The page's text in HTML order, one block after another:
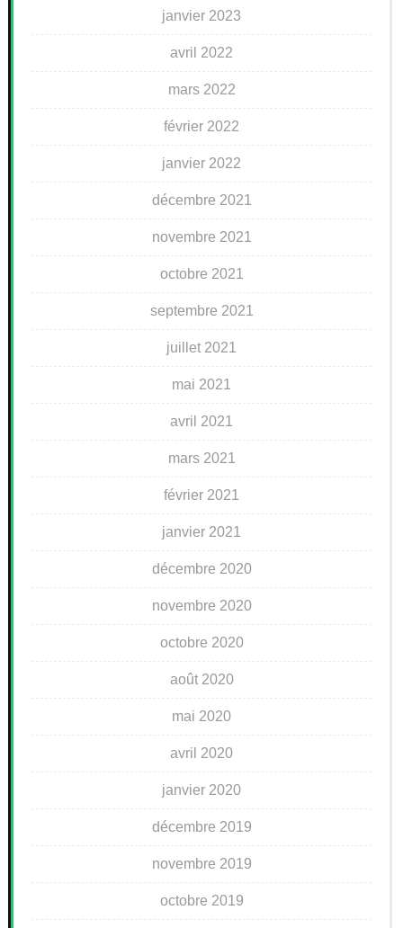
janvier 2023
avril 2022
mars 2022
février 2022
janvier 2022
décembre 2021
novembre 2021
octobre 2021
septembre 2021
juillet 2021
mai 2021
avril 2021
mars 2021
février 2021
janvier 2021
décembre 2020
novembre 2020
octobre 2020
août 2020
mai 2020
avril 2020
janvier 2020
décembre 2019
novembre 2019
octobre 2019